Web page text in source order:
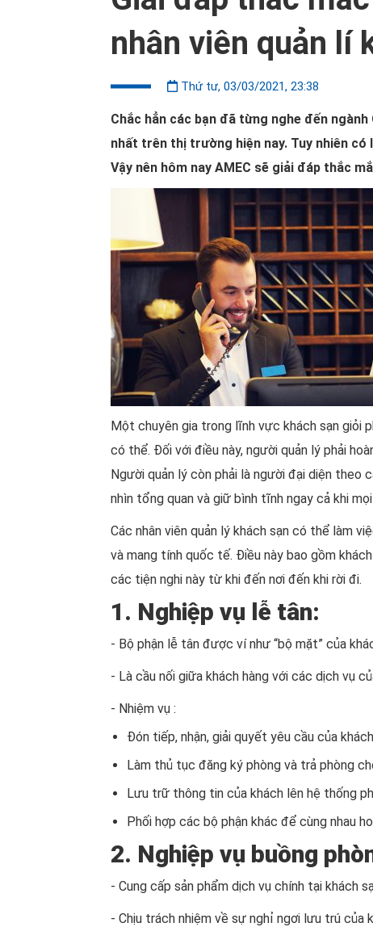
nhân viên quản lí
Thứ tư, 03/03/2021, 23:38
Chắc hẳn các bạn đã từng nghe đến
nhất trên thị trường hiện nay. Tuy nhiên có
Vậy nên hôm nay AMEC sẽ giải đáp thắc
Một chuyên gia trong lĩnh vực khách sạn giỏi
có thể. Đối với điều này, người quản lý phải
Người quản lý còn phải là người đại diện theo
nhìn tổng quan và giữ bình tĩnh ngay cả khi
Các nhân viên quản lý khách sạn có thể làm
và mang tính quốc tế. Điều này bao gồm
các tiện nghi này từ khi đến nơi đến khi rời đi.
1. Nghiệp vụ lễ tân:
- Bộ phận lễ tân được ví như “bộ mặt” của
- Là cầu nối giữa khách hàng với các dịch vụ
- Nhiệm vụ :
Đón tiếp, nhận, giải quyết yêu cầu của
Làm thủ tục đăng ký phòng và trả phòng
Lưu trữ thông tin của khách lên hệ thống
Phối hợp các bộ phận khác để cùng nhau
2. Nghiệp vụ buồng
- Cung cấp sản phẩm dịch vụ chính tại khách
- Chịu trách nhiệm về sự nghỉ ngơi lưu trú của